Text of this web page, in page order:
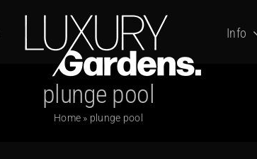
Info
plunge pool
Home » plunge pool